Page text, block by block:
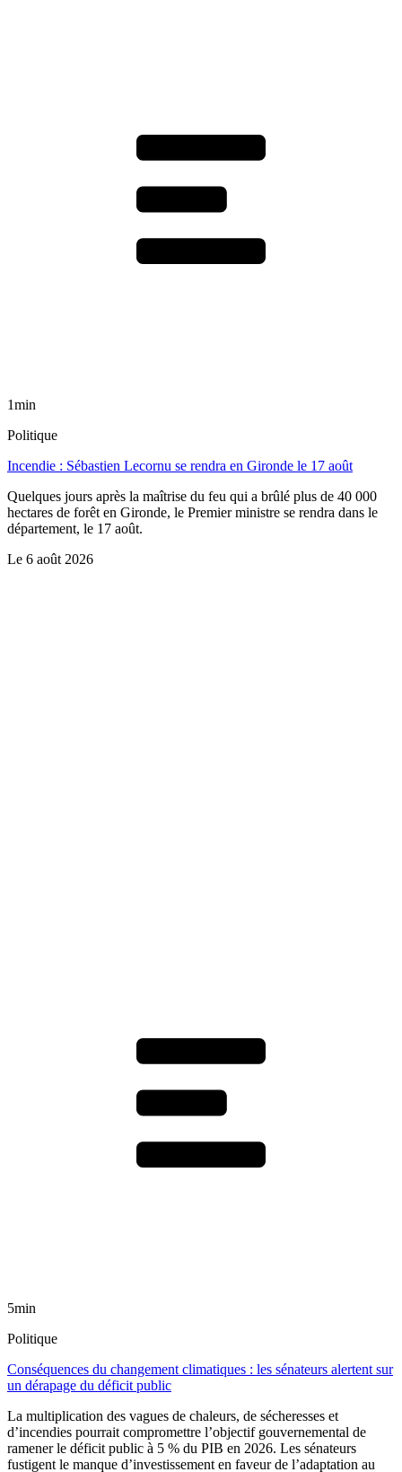
1min
Politique
Incendie : Sébastien Lecornu se rendra en Gironde le 17 août
Quelques jours après la maîtrise du feu qui a brûlé plus de 40 000
hectares de forêt en Gironde, le Premier ministre se rendra dans le
département, le 17 août.
Le 6 août 2026
5min
Politique
Conséquences du changement climatiques : les sénateurs alertent sur
un dérapage du déficit public
La multiplication des vagues de chaleurs, de sécheresses et
d’incendies pourrait compromettre l’objectif gouvernemental de
ramener le déficit public à 5 % du PIB en 2026. Les sénateurs
fustigent le manque d’investissement en faveur de l’adaptation au